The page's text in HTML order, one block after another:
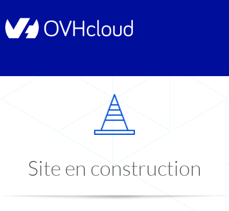
Site en construction